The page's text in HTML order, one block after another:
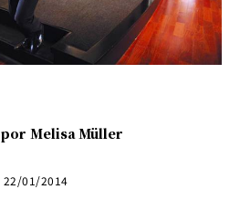
por Melisa Müller
22/01/2014